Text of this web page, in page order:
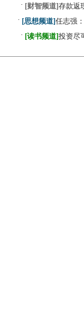
· [财智频道]存款返
· [思想频道]任志强
· [读书频道]投资尽